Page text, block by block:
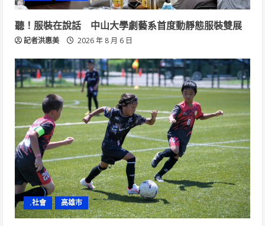
聽！服裝在說話 中山大學劇藝系首度動靜態服裝雙展
記者洪惠美 2026 年 8 月 6 日
.社會 高雄市